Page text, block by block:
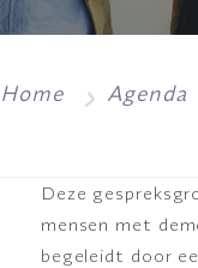
Home Agenda
Deze
mensen met
begeleidt door